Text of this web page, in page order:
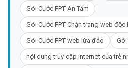
Gói Cước FPT An Tâm
Gói Cước FPT Chặn trang web độc
Gói Cước FPT web lừa đảo Gói
nội dung truy cập internet của trẻ